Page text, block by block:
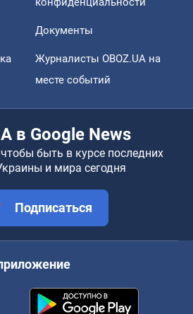
Документы
Журналисты OBOZ.UA на
месте событий
в Google News
быть в курсе последних
и мира сегодня
Подписаться